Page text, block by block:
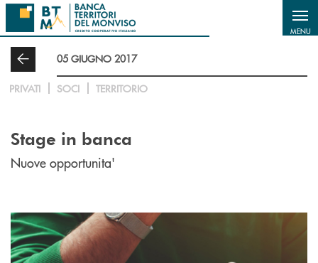
Salta al contenuto principale
MENU
05 GIUGNO 2017
PRIVATI SOCI TERRITORIO
Stage in banca
Nuove opportunita'